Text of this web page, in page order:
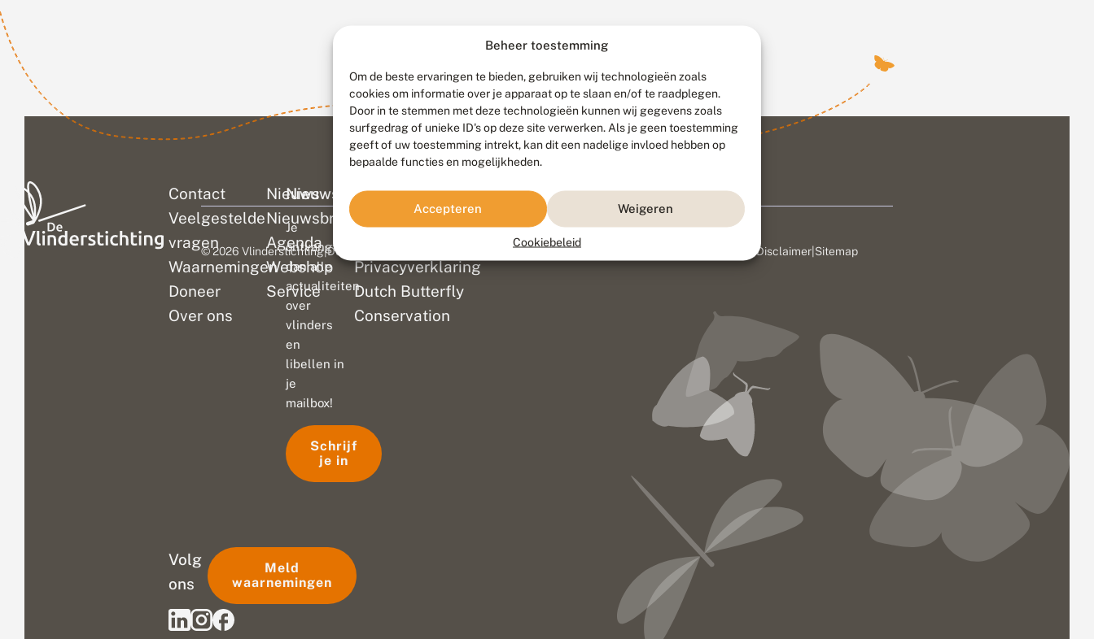
Beheer toestemming
Om de beste ervaringen te bieden, gebruiken wij technologieën zoals
cookies om informatie over je apparaat op te slaan en/of te raadplegen.
Door in te stemmen met deze technologieën kunnen wij gegevens zoals
surfgedrag of unieke ID's op deze site verwerken. Als je geen toestemming
geeft of uw toestemming intrekt, kan dit een nadelige invloed hebben op
bepaalde functies en mogelijkheden.
Accepteren Weigeren
Cookiebeleid
Contact
Veelgestelde
vragen
Waarnemingen
Doneer
Over ons
Nieuws
Nieuwsbrief
Agenda
Webshop
Service
Colofon
Disclaimer
Privacyverklaring
Dutch Butterfly
Conservation
Nieuwsbrief
Je
ontvangt
dan alle
actualiteiten
over
vlinders
en
libellen in
je
mailbox!
Schrijf
je in
Volg
ons
Meld
waarnemingen
© 2026 Vlinderstichting|Duurzaam ontwikkeld door Go2People, ontworpen door Disclaimer Sitemap